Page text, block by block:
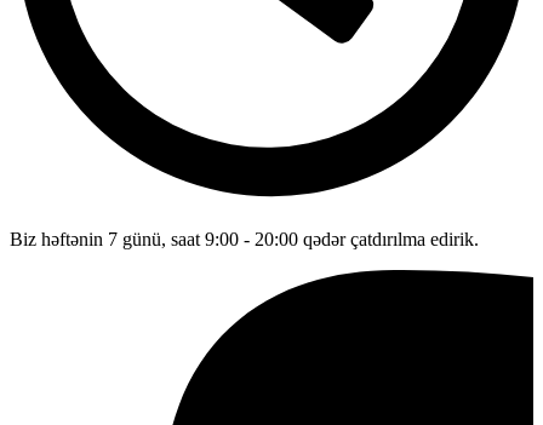
Biz həftənin 7 günü, saat 9:00 - 20:00 qədər çatdırılma edirik.